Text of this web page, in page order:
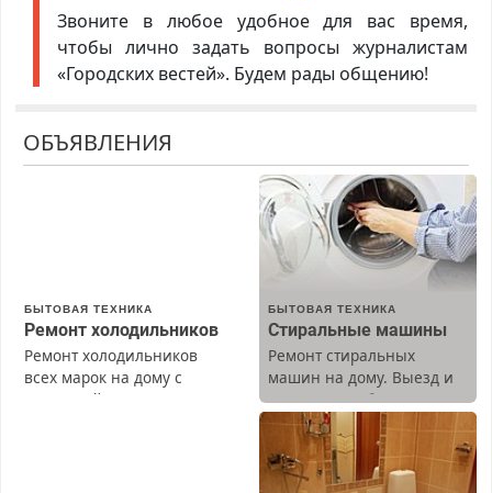
Звоните в любое удобное для вас время,
чтобы лично задать вопросы журналистам
«Городских вестей». Будем рады общению!
ОБЪЯВЛЕНИЯ
БЫТОВАЯ ТЕХНИКА
Ремонт холодильников
Ремонт холодильников
всех марок на дому с
гарантией. Замена
БЫТОВАЯ ТЕХНИКА
Стиральные машины
Ремонт стиральных
машин на дому. Выезд и
диагностика бесплатно.
Предусмотрены скидки.